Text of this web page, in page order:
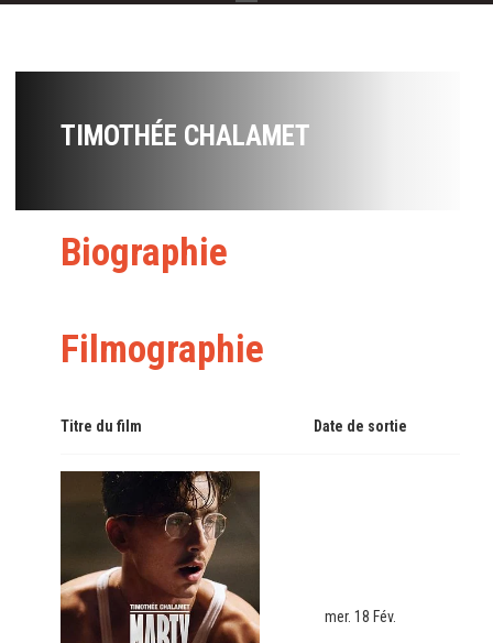
TIMOTHÉE CHALAMET
Biographie
Filmographie
Titre du film Date de sortie
mer. 18 Fév.